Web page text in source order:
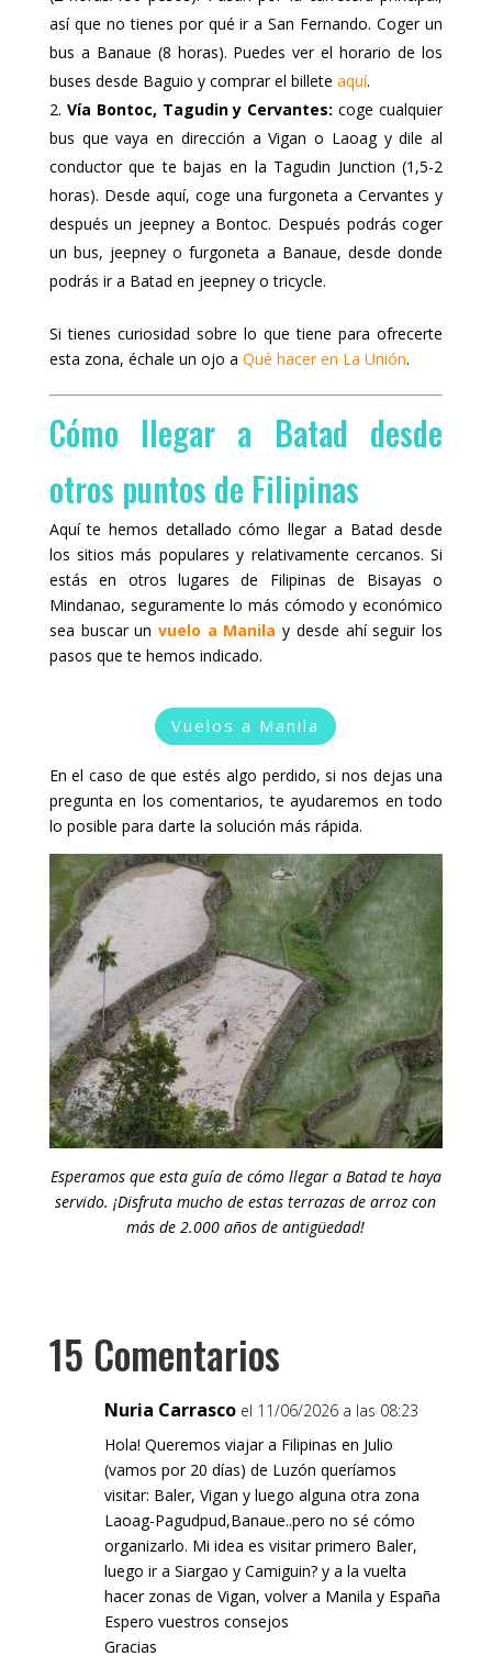
así que no tienes por qué ir a San Fernando. Coger un
bus a Banaue (8 horas). Puedes ver el horario de los
buses desde Baguio y comprar el billete aquí.
Vía Bontoc, Tagudin y Cervantes: coge cualquier
bus que vaya en dirección a Vigan o Laoag y dile al
conductor que te bajas en la Tagudin Junction (1,5-2
horas). Desde aquí, coge una furgoneta a Cervantes y
después un jeepney a Bontoc. Después podrás coger
un bus, jeepney o furgoneta a Banaue, desde donde
podrás ir a Batad en jeepney o tricycle.
Si tienes curiosidad sobre lo que tiene para ofrecerte
esta zona, échale un ojo a Qué hacer en La Unión.
Cómo llegar a Batad desde
otros puntos de Filipinas
Aquí te hemos detallado cómo llegar a Batad desde
los sitios más populares y relativamente cercanos. Si
estás en otros lugares de Filipinas de Bisayas o
Mindanao, seguramente lo más cómodo y económico
sea buscar unvuelo a Manila y desde ahí seguir los
pasos que te hemos indicado.
Vuelos a Manila
En el caso de que estés algo perdido, si nos dejas una
pregunta en los comentarios, te ayudaremos en todo
lo posible para darte la solución más rápida.
Esperamos que esta guía de cómo llegar a Batad te haya
servido. ¡Disfruta mucho de estas terrazas de arroz con
más de 2.000 años de antigüedad!
15 Comentarios
Nuria Carrasco el 11/06/2026 a las 08:23
Hola! Queremos viajar a Filipinas en Julio
(vamos por 20 días) de Luzón queríamos
visitar: Baler, Vigan y luego alguna otra zona
Laoag-Pagudpud,Banaue..pero no sé cómo
organizarlo. Mi idea es visitar primero Baler,
luego ir a Siargao y Camiguin? y a la vuelta
hacer zonas de Vigan, volver a Manila y España
Espero vuestros consejos
Gracias